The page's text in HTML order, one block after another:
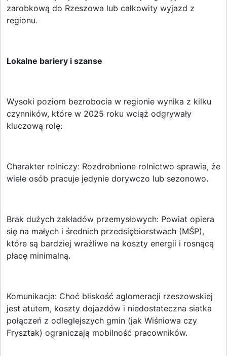
zarobkową do Rzeszowa lub całkowity wyjazd z
regionu.
Lokalne bariery i szanse
Wysoki poziom bezrobocia w regionie wynika z kilku
czynników, które w 2025 roku wciąż odgrywały
kluczową rolę:
Charakter rolniczy: Rozdrobnione rolnictwo sprawia, że
wiele osób pracuje jedynie dorywczo lub sezonowo.
Brak dużych zakładów przemysłowych: Powiat opiera
się na małych i średnich przedsiębiorstwach (MŚP),
które są bardziej wrażliwe na koszty energii i rosnącą
płacę minimalną.
Komunikacja: Choć bliskość aglomeracji rzeszowskiej
jest atutem, koszty dojazdów i niedostateczna siatka
połączeń z odleglejszych gmin (jak Wiśniowa czy
Frysztak) ograniczają mobilność pracowników.